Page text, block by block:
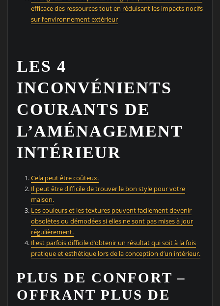
efficace des ressources tout en réduisant les impacts nocifs
sur l’environnement extérieur
LES 4
INCONVÉNIENTS
COURANTS DE
L’AMÉNAGEMENT
INTÉRIEUR
Cela peut être coûteux.
Il peut être difficile de trouver le bon style pour votre
maison.
Les couleurs et les textures peuvent facilement devenir
obsolètes ou démodées si elles ne sont pas mises à jour
régulièrement.
Il est parfois difficile d’obtenir un résultat qui soit à la fois
pratique et esthétique lors de la conception d’un intérieur.
PLUS DE CONFORT –
OFFRANT PLUS DE